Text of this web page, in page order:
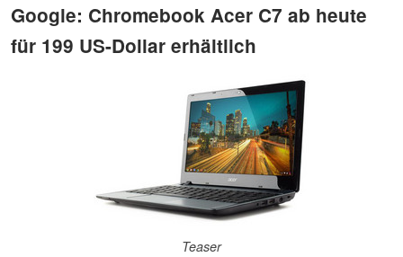
Google: Chromebook Acer C7 ab heute
für 199 US-Dollar erhältlich
Teaser